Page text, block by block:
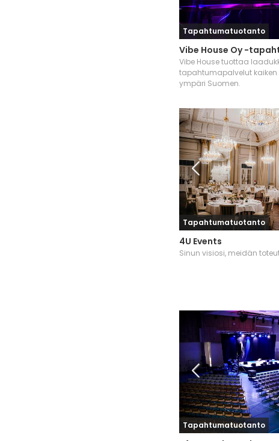
Tapahtumatuotanto
Vibe House Oy -
Vibe House tuottaa
tapahtumapalvelut kaiken
ympäri Suomen.
Tapahtumatuotanto
4U Events
Sinun visiosi, meidän
Tapahtumatuotanto